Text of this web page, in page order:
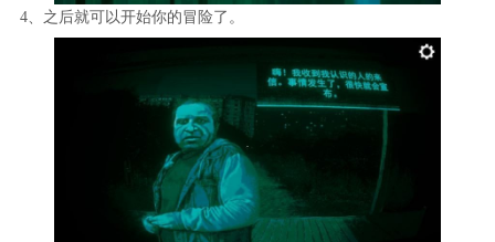
4、之后就可以开始你的冒险了。